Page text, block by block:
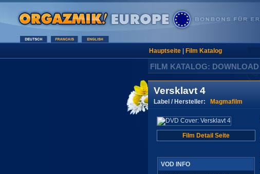
Hauptseite| Film Katalog
FILM KATALOG: DOWNLOAD
Versklavt 4
Label / Hersteller: Magmafilm
Film Detail Seite
VOD INFO